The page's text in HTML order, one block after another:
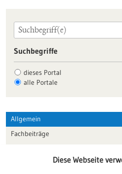
Suchbegriffe
dieses Portal
alle Portale
Allgemein
Fachbeiträge
VeranstaltungenDiese Webseite